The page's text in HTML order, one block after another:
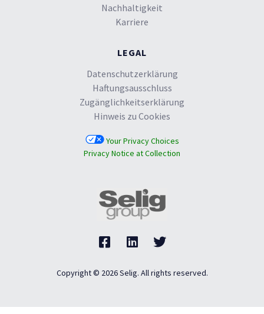
Nachhaltigkeit
Karriere
LEGAL
Datenschutzerklärung
Haftungsausschluss
Zugänglichkeitserklärung
Hinweis zu Cookies
Your Privacy Choices
Privacy Notice at Collection
Copyright © 2026 Selig. All rights reserved.